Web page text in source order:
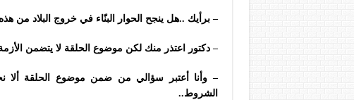
– برأيك ..هل ينجح الحوار البنّاء في خروج البلاد من
– دكتور اعتذر منك لكن موضوع الحلقة لا يتضمن
– وأنا أعتبر سؤالي من ضمن موضوع الحلقة ألا
الشروط..